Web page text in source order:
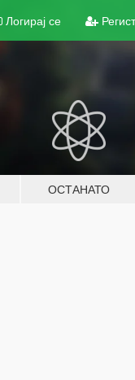
Логирај се
ОСТАНАТО